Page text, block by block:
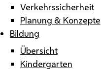
Verkehrssicherheit
Planung & Konzepte
Bildung
Übersicht
Kindergarten